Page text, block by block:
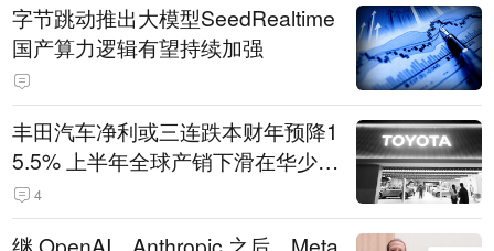
字节跳动推出大模型SeedRealtime
国产算力逻辑有望持续加强
丰田汽车净利或三连跌本财年预降1
5.5% 上半年全球产销下滑在华少卖
14.3万辆
4